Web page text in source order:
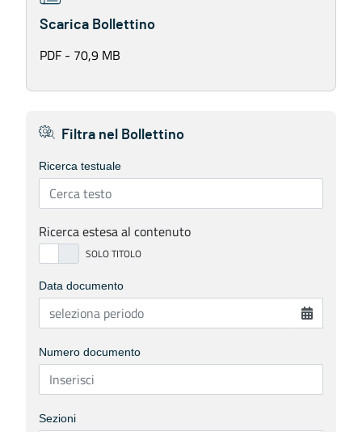
Scarica Bollettino
PDF - 70,9 MB
Filtra nel Bollettino
Ricerca testuale
Ricerca estesa al contenuto
Data documento
Numero documento
Sezioni